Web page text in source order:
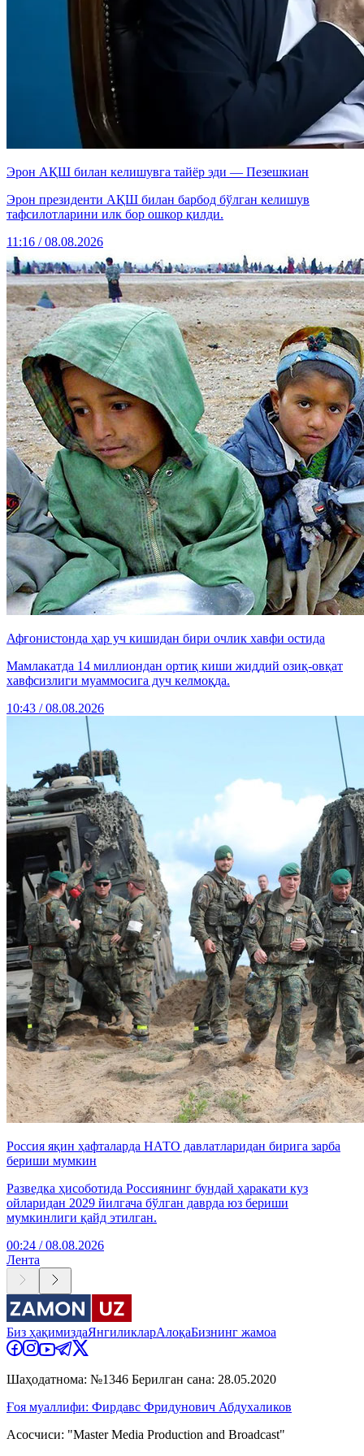
Эрон АҚШ билан келишувга тайёр эди — Пезешкиан
Эрон президенти АҚШ билан барбод бўлган келишув
тафсилотларини илк бор ошкор қилди.
11:16 / 08.08.2026
Афғонистонда ҳар уч кишидан бири очлик хавфи остида
Мамлакатда 14 миллиондан ортиқ киши жиддий озиқ-овқат
хавфсизлиги муаммосига дуч келмоқда.
10:43 / 08.08.2026
Россия яқин ҳафталарда НАТО давлатларидан бирига зарба
бериши мумкин
Разведка ҳисоботида Россиянинг бундай ҳаракати куз
ойларидан 2029 йилгача бўлган даврда юз бериши
мумкинлиги қайд этилган.
00:24 / 08.08.2026
Лента
Биз ҳақимиздаЯнгиликларАлоқаБизнинг жамоа
Шаҳодатнома: №1346 Берилган сана: 28.05.2020
Ғоя муаллифи: Фирдавс Фридунович Абдухаликов
Асосчиси: "Master Media Production and Broadcast"